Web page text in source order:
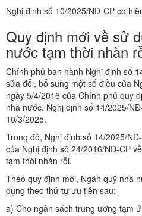
Nghị định số 10/2025/NĐ-CP có
Quy định mới về sử
nước tạm thời nhàn
Chính phủ ban hành Nghị định số
sửa đổi, bổ sung một số điều của
ngày 5/4/2016 của Chính phủ quy
nhà nước. Nghị định số 14/2025/
10/3/2025.
Trong đó, Nghị định số 14/2025/
của Nghị định số 24/2016/NĐ-CP
tạm thời nhàn rỗi.
Theo quy định mới, Ngân quỹ nhà
dụng theo thứ tự ưu tiên sau:
a) Cho ngân sách trung ương tạm